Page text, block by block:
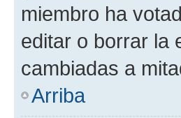
miembro ha
editar o borrar la
cambiadas a
Arriba